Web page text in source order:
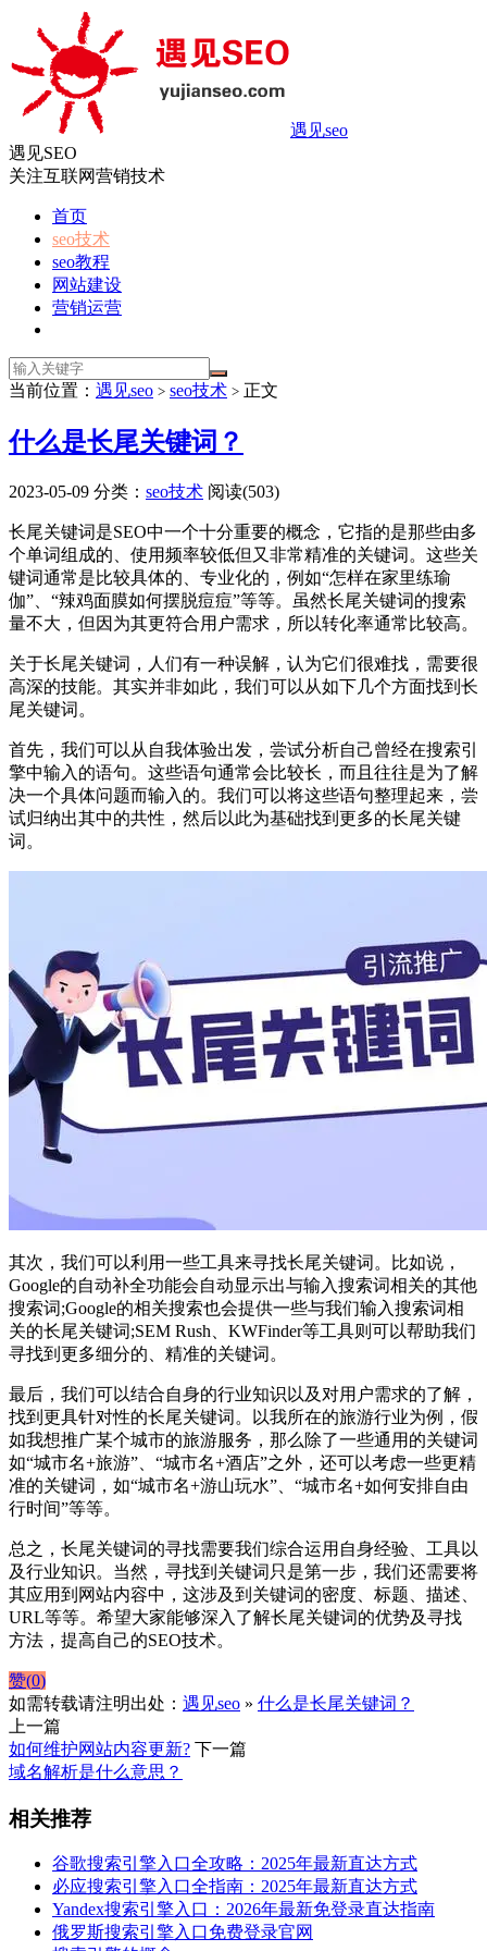
遇见seo
遇见SEO
关注互联网营销技术
首页
seo技术
seo教程
网站建设
营销运营
当前位置： 遇见seo > seo技术 > 正文
什么是长尾关键词？
2023-05-09 分类： seo技术 阅读(503)
长尾关键词是SEO中一个十分重要的概念，它指的是那些由多
个单词组成的、使用频率较低但又非常精准的关键词。这些关
键词通常是比较具体的、专业化的，例如“怎样在家里练瑜
伽”、“辣鸡面膜如何摆脱痘痘”等等。虽然长尾关键词的搜索
量不大，但因为其更符合用户需求，所以转化率通常比较高。
关于长尾关键词，人们有一种误解，认为它们很难找，需要很
高深的技能。其实并非如此，我们可以从如下几个方面找到长
尾关键词。
首先，我们可以从自我体验出发，尝试分析自己曾经在搜索引
擎中输入的语句。这些语句通常会比较长，而且往往是为了解
决一个具体问题而输入的。我们可以将这些语句整理起来，尝
试归纳出其中的共性，然后以此为基础找到更多的长尾关键
词。
其次，我们可以利用一些工具来寻找长尾关键词。比如说，
Google的自动补全功能会自动显示出与输入搜索词相关的其他
搜索词;Google的相关搜索也会提供一些与我们输入搜索词相
关的长尾关键词;SEM Rush、KWFinder等工具则可以帮助我们
寻找到更多细分的、精准的关键词。
最后，我们可以结合自身的行业知识以及对用户需求的了解，
找到更具针对性的长尾关键词。以我所在的旅游行业为例，假
如我想推广某个城市的旅游服务，那么除了一些通用的关键词
如“城市名+旅游”、“城市名+酒店”之外，还可以考虑一些更精
准的关键词，如“城市名+游山玩水”、“城市名+如何安排自由
行时间”等等。
总之，长尾关键词的寻找需要我们综合运用自身经验、工具以
及行业知识。当然，寻找到关键词只是第一步，我们还需要将
其应用到网站内容中，这涉及到关键词的密度、标题、描述、
URL等等。希望大家能够深入了解长尾关键词的优势及寻找
方法，提高自己的SEO技术。
赞(0)
如需转载请注明出处： 遇见seo » 什么是长尾关键词？
上一篇
如何维护网站内容更新? 下一篇
域名解析是什么意思？
相关推荐
谷歌搜索引擎入口全攻略：2025年最新直达方式
必应搜索引擎入口全指南：2025年最新直达方式
Yandex搜索引擎入口：2026年最新免登录直达指南
俄罗斯搜索引擎入口免费登录官网